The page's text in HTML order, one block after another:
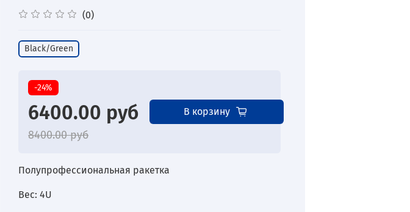
(0)
Black/Green
-24%
6400.00 руб
8400.00 руб
В корзину
Полупрофессиональная ракетка
Вес: 4U